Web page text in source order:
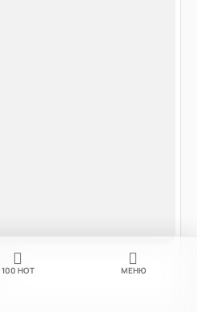
100 НОТ МЕНЮ